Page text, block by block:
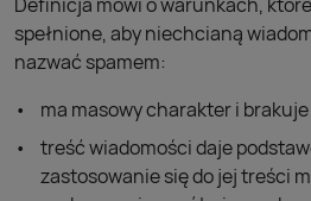
spełnione, aby niechcianą
nazwać spamem:
ma masowy charakter i
treść wiadomości daje
zastosowanie się do jej treści